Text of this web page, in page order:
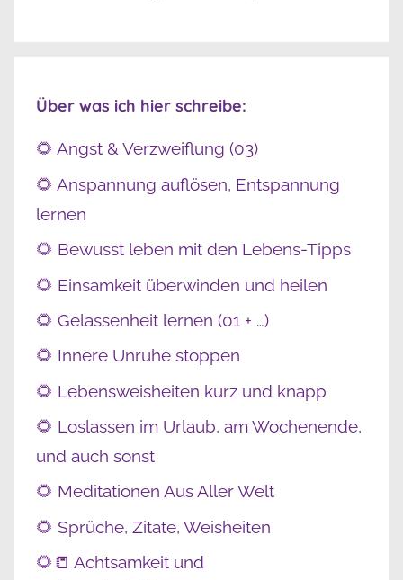
Über was ich hier schreibe:
🌻 Angst & Verzweiflung (03)
🌻 Anspannung auflösen, Entspannung
lernen
🌻 Bewusst leben mit den Lebens-Tipps
🌻 Einsamkeit überwinden und heilen
🌻 Gelassenheit lernen (01 + …)
🌻 Innere Unruhe stoppen
🌻 Lebensweisheiten kurz und knapp
🌻 Loslassen im Urlaub, am Wochenende,
und auch sonst
🌻 Meditationen Aus Aller Welt
🌻 Sprüche, Zitate, Weisheiten
🌻📒 Achtsamkeit und